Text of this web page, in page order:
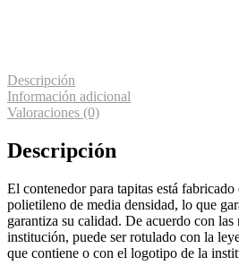
Descripción
Información adicional
Valoraciones (0)
Descripción
El contenedor para tapitas está
polietileno de media densidad, lo que
garantiza su calidad. De acuerdo con las
institución, puede ser rotulado con la
que contiene o con el logotipo de la